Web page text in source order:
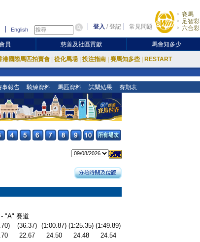
English 登入 /登記 常見問題
賽馬
足智彩
六合彩
員 慈善及社區貢獻 馬會知多少
港國際馬匹拍賣會 從化馬場 投注指南 賽馬知多些 RESTART
事報告 騎練資料 馬匹資料 試閘結果 賽期表
"A" 賽道
(36.37) (1:00.87) (1:25.35) (1:49.89)
22.67 24.50 24.48
24.54